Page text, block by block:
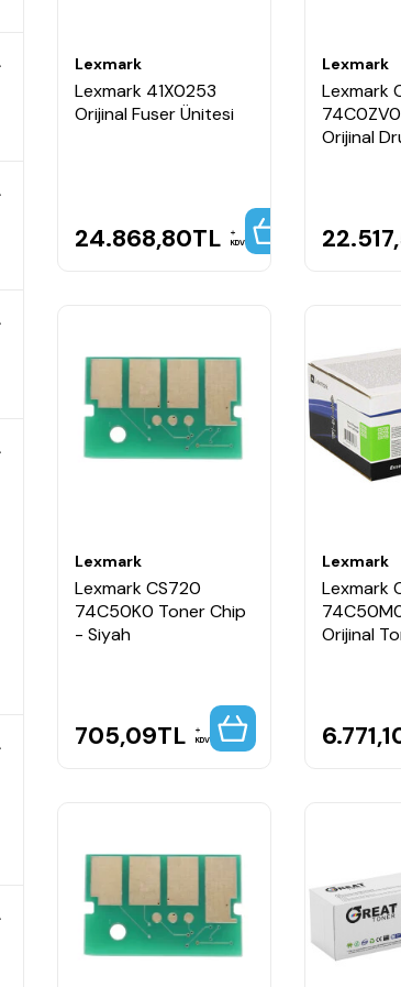
Lexmark
Lexmark 41X0253
Orijinal Fuser Ünitesi
24.868,80TL KDV
Lexmark
Lexmark
Orijinal
Lexmark
Lexmark CS720
74C50K0 Toner Chip
- Siyah
705,09TL KDV
Lexmark
Lexmark
74C50M0
Orijinal